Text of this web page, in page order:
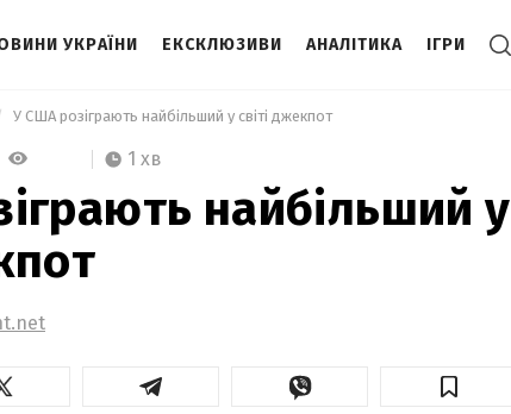
УКРАЇНИ ЕКСКЛЮЗИВИ АНАЛІТИКА ІГРИ
У США розіграють найбільший у світі джекпот
1 хв
найбільший у